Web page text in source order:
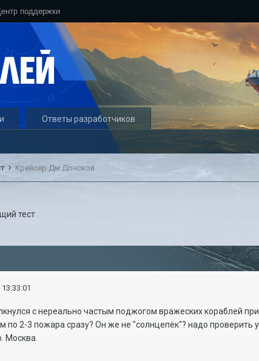
поддержки
Ответы разработчиков
Крейсер Дм Донской
тест
с нереально частым поджогом вражеских кораблей
2-3 пожара сразу? Он же не "солнцепёк"? надо проверить
Москва.